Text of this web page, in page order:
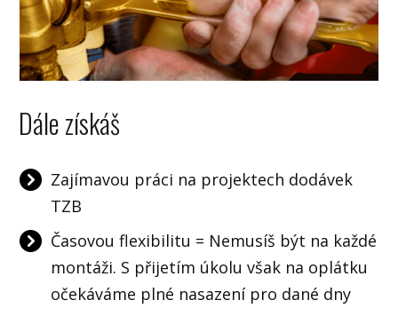
Dále získáš
Zajímavou práci na projektech dodávek
TZB
Časovou flexibilitu = Nemusíš být na každé
montáži. S přijetím úkolu však na oplátku
očekáváme plné nasazení pro dané dny